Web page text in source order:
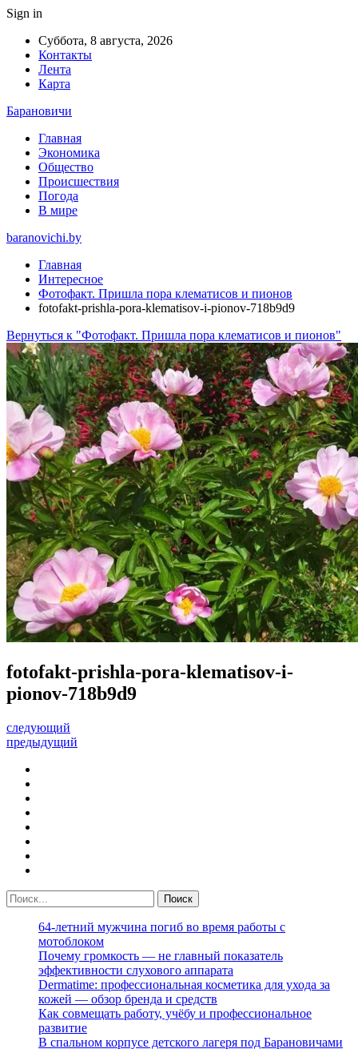
Sign in
Суббота, 8 августа, 2026
Контакты
Лента
Карта
Барановичи
Главная
Экономика
Общество
Происшествия
Погода
В мире
baranovichi.by
Главная
Интересное
Фотофакт. Пришла пора клематисов и пионов
fotofakt-prishla-pora-klematisov-i-pionov-718b9d9
Вернуться к "Фотофакт. Пришла пора клематисов и пионов"
fotofakt-prishla-pora-klematisov-i-
pionov-718b9d9
следующий
предыдущий
64-летний мужчина погиб во время работы с
мотоблоком
Почему громкость — не главный показатель
эффективности слухового аппарата
Dermatime: профессиональная косметика для ухода за
кожей — обзор бренда и средств
Как совмещать работу, учёбу и профессиональное
развитие
В спальном корпусе детского лагеря под Барановичами